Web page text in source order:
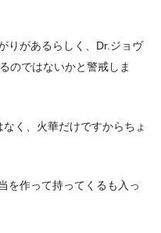
りがあるらしく、Dr.ジョヴ
のではないかと警戒しま
く、火華だけですからちょ
を作って持ってくるも入っ